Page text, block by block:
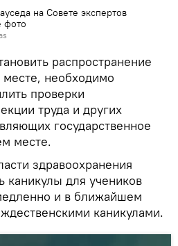
на Совете экспертов
фото
распространение
необходимо
проверки
труда и других
государственное
месте.
здравоохранения
каникулы для учеников
и в ближайшем
каникулами.